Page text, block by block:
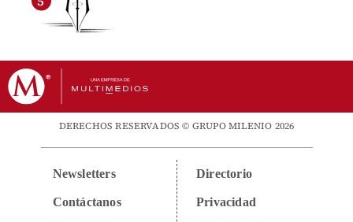
DERECHOS RESERVADOS © GRUPO MILENIO 2026
Newsletters
Contáctanos
Directorio
Privacidad